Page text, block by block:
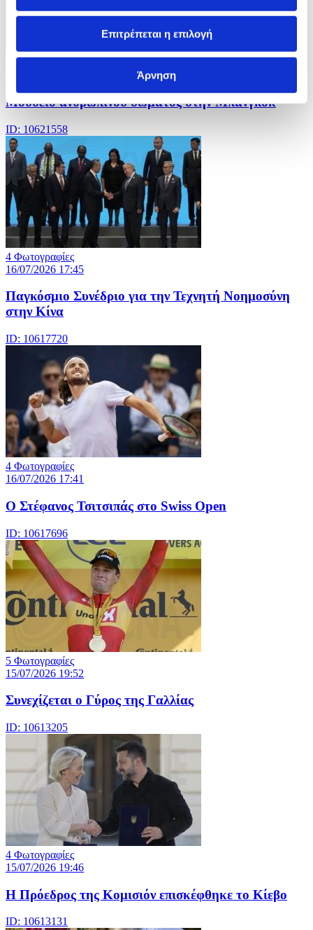
Επιτρέπεται η επιλογή
Άρνηση
5 Φωτογραφίες
Μουσείο ανθρώπινου σώματος στην Μπανγκόκ
ID: 10621558
4 Φωτογραφίες
16/07/2026 17:45
Παγκόσμιο Συνέδριο για την Τεχνητή Νοημοσύνη
στην Κίνα
ID: 10617720
4 Φωτογραφίες
16/07/2026 17:41
Ο Στέφανος Τσιτσιπάς στο Swiss Open
ID: 10617696
5 Φωτογραφίες
15/07/2026 19:52
Συνεχίζεται ο Γύρος της Γαλλίας
ID: 10613205
4 Φωτογραφίες
15/07/2026 19:46
Η Πρόεδρος της Κομισιόν επισκέφθηκε το Κίεβο
ID: 10613131